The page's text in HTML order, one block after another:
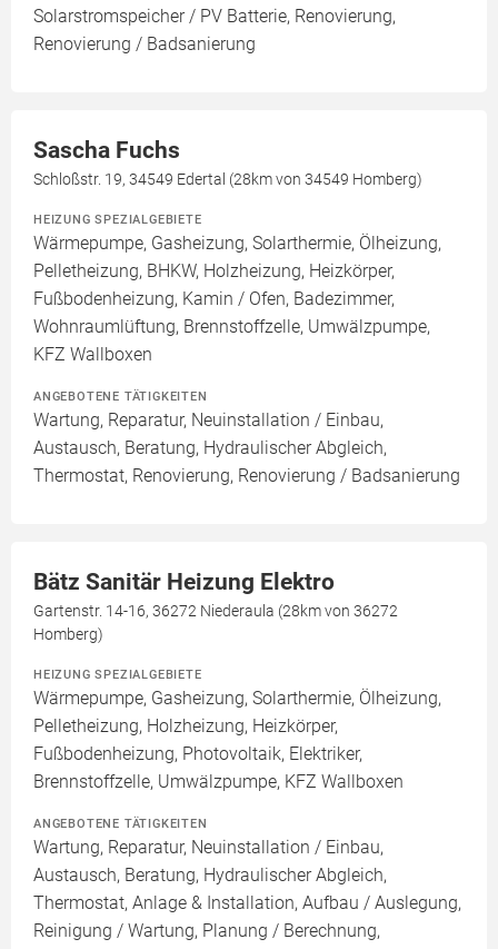
Solarstromspeicher / PV Batterie, Renovierung,
Renovierung / Badsanierung
Sascha Fuchs
Schloßstr. 19, 34549 Edertal (28km von 34549 Homberg)
HEIZUNG SPEZIALGEBIETE
Wärmepumpe, Gasheizung, Solarthermie, Ölheizung,
Pelletheizung, BHKW, Holzheizung, Heizkörper,
Fußbodenheizung, Kamin / Ofen, Badezimmer,
Wohnraumlüftung, Brennstoffzelle, Umwälzpumpe,
KFZ Wallboxen
ANGEBOTENE TÄTIGKEITEN
Wartung, Reparatur, Neuinstallation / Einbau,
Austausch, Beratung, Hydraulischer Abgleich,
Thermostat, Renovierung, Renovierung / Badsanierung
Bätz Sanitär Heizung Elektro
Gartenstr. 14-16, 36272 Niederaula (28km von 36272
Homberg)
HEIZUNG SPEZIALGEBIETE
Wärmepumpe, Gasheizung, Solarthermie, Ölheizung,
Pelletheizung, Holzheizung, Heizkörper,
Fußbodenheizung, Photovoltaik, Elektriker,
Brennstoffzelle, Umwälzpumpe, KFZ Wallboxen
ANGEBOTENE TÄTIGKEITEN
Wartung, Reparatur, Neuinstallation / Einbau,
Austausch, Beratung, Hydraulischer Abgleich,
Thermostat, Anlage & Installation, Aufbau / Auslegung,
Reinigung / Wartung, Planung / Berechnung,